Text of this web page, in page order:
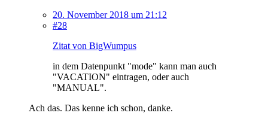
20. November 2018 um 21:12
#28
Zitat von BigWumpus
in dem Datenpunkt "mode" kann man auch
"VACATION" eintragen, oder auch
"MANUAL".
Ach das. Das kenne ich schon, danke.